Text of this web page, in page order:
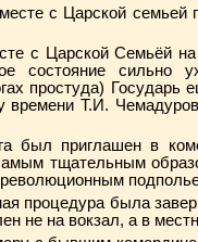
с Царской семьей
с Царской Семьёй на
состояние сильно
простуда) Государь
Т.И.
был приглашен в
тщательным
процедура была
не на вокзал, а в